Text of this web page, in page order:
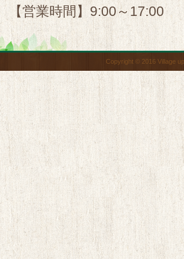
【営業時間】9:00～17:00
Copyright © 2016 Village